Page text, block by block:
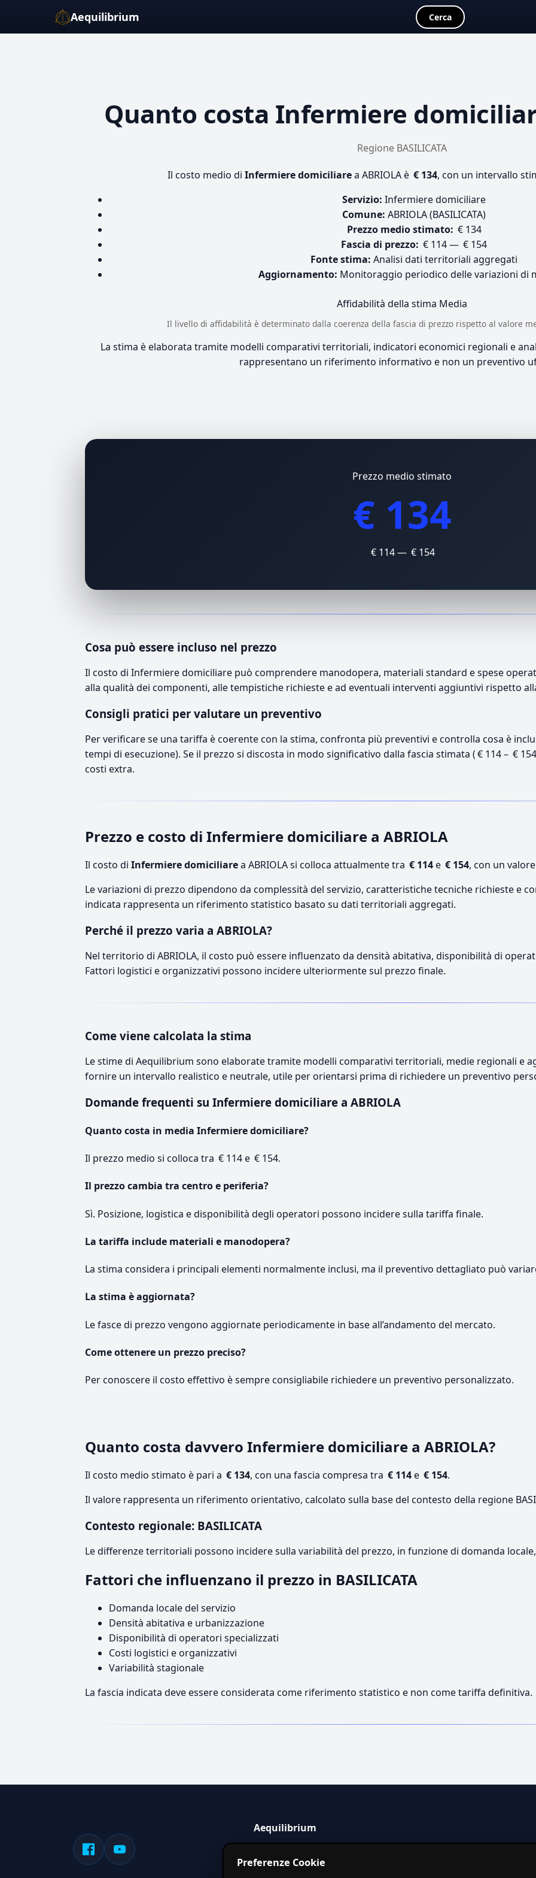
Aequilibrium Cerca
Quanto costa Infermiere
Regione BASILICATA
Il costo medio di Infermiere domiciliarea ABRIOLA è € 134, con un intervallo
Servizio: Infermiere domiciliare
Comune: ABRIOLA (BASILICATA)
Prezzo medio stimato: € 134
Fascia di prezzo: € 114 — € 154
Fonte stima: Analisi dati territoriali aggregati
Aggiornamento: Monitoraggio periodico delle variazioni di
Affidabilità della stima Media
Il livello di affidabilità è determinato dalla coerenza della fascia di prezzo rispetto al valore
La stima è elaborata tramite modelli comparativi territoriali, indicatori economici regionali e
rappresentano un riferimento informativo e non un preventivo
Prezzo medio stimato
€ 134
€ 114 — € 154
Cosa può essere incluso nel prezzo
Il costo di Infermiere domiciliare può comprendere manodopera, materiali standard e spese
alla qualità dei componenti, alle tempistiche richieste e ad eventuali interventi aggiuntivi rispetto
Consigli pratici per valutare un preventivo
Per verificare se una tariffa è coerente con la stima, confronta più preventivi e controlla cosa è
tempi di esecuzione). Se il prezzo si discosta in modo significativo dalla fascia stimata ( € 114 – €
costi extra.
Prezzo e costo di Infermiere domiciliare a ABRIOLA
Il costo di Infermiere domiciliarea ABRIOLA si colloca attualmente tra € 114e € 154, con un
Le variazioni di prezzo dipendono da complessità del servizio, caratteristiche tecniche richieste e
indicata rappresenta un riferimento statistico basato su dati territoriali aggregati.
Perché il prezzo varia a ABRIOLA?
Nel territorio di ABRIOLA, il costo può essere influenzato da densità abitativa, disponibilità di
Fattori logistici e organizzativi possono incidere ulteriormente sul prezzo finale.
Come viene calcolata la stima
Le stime di Aequilibrium sono elaborate tramite modelli comparativi territoriali, medie regionali e
fornire un intervallo realistico e neutrale, utile per orientarsi prima di richiedere un preventivo
Domande frequenti su Infermiere domiciliare a ABRIOLA
Quanto costa in media Infermiere domiciliare?
Il prezzo medio si colloca tra € 114 e € 154.
Il prezzo cambia tra centro e periferia?
Sì. Posizione, logistica e disponibilità degli operatori possono incidere sulla tariffa finale.
La tariffa include materiali e manodopera?
La stima considera i principali elementi normalmente inclusi, ma il preventivo dettagliato può
La stima è aggiornata?
Le fasce di prezzo vengono aggiornate periodicamente in base all’andamento del mercato.
Come ottenere un prezzo preciso?
Per conoscere il costo effettivo è sempre consigliabile richiedere un preventivo personalizzato.
Quanto costa davvero Infermiere domiciliare a ABRIOLA?
Il costo medio stimato è pari a € 134, con una fascia compresa tra € 114e € 154.
Il valore rappresenta un riferimento orientativo, calcolato sulla base del contesto della regione
Contesto regionale: BASILICATA
Le differenze territoriali possono incidere sulla variabilità del prezzo, in funzione di domanda
Fattori che influenzano il prezzo in BASILICATA
Domanda locale del servizio
Densità abitativa e urbanizzazione
Disponibilità di operatori specializzati
Costi logistici e organizzativi
Variabilità stagionale
La fascia indicata deve essere considerata come riferimento statistico e non come tariffa definitiva.
Aequilibrium
servizi in Italia.
Preferenze Cookie